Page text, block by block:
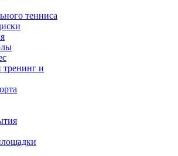
тенниса
и